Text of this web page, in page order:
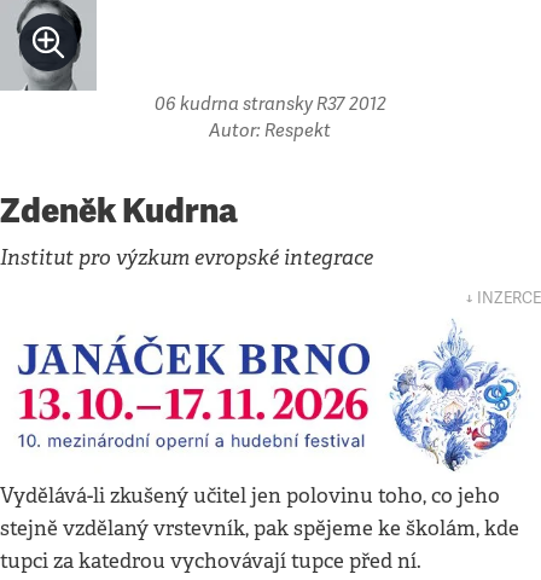
06 kudrna stransky R37 2012
Autor: Respekt
Zdeněk Kudrna
Institut pro výzkum evropské integrace
↓ INZERCE
Vydělává-li zkušený učitel jen polovinu toho, co jeho
stejně vzdělaný vrstevník, pak spějeme ke školám, kde
tupci za katedrou vychovávají tupce před ní.